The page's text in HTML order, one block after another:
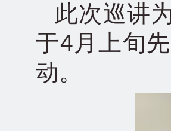
此次巡讲
于4月上旬
动。